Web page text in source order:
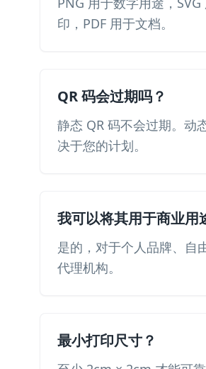
印，PDF 用于文档。
QR 码会过期吗？
静态 QR 码不会过期。动
决于您的计划。
我可以将其用于商业用
是的，对于个人品牌、自
代理机构。
最小打印尺寸？